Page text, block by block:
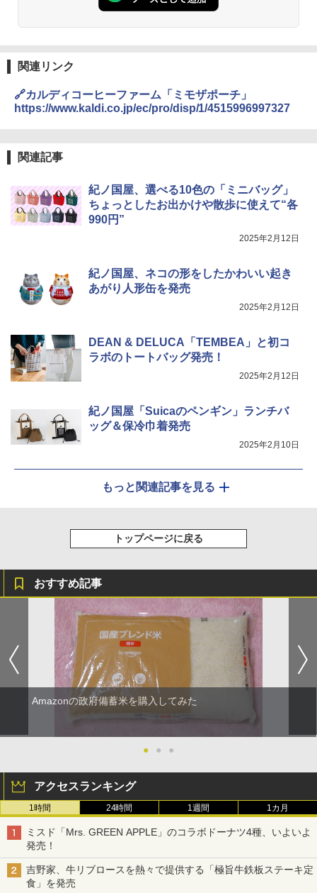
関連リンク
🔗カルディコーヒーファーム「ミモザポーチ」
https://www.kaldi.co.jp/ec/pro/disp/1/4515996997327
関連記事
紀ノ国屋、選べる10色の「ミニバッグ」
ちょっとしたお出かけや散歩に使えて“各
990円”
2025年2月12日
紀ノ国屋、ネコの形をしたかわいい起き
あがり人形缶を発売
2025年2月12日
DEAN & DELUCA「TEMBEA」と初コ
ラボのトートバッグ発売！
2025年2月12日
紀ノ国屋「Suicaのペンギン」ランチバ
ッグ＆保冷巾着発売
2025年2月10日
もっと関連記事を見る
トップページに戻る
おすすめ記事
Amazonの政府備蓄米を購入してみた
● ● ●
アクセスランキング
1時間 24時間 1週間 1カ月
ミスド「Mrs. GREEN APPLE」のコラボドーナツ4種、いよいよ
発売！
吉野家、牛リブロースを熱々で提供する「極旨牛鉄板ステーキ定
食」を発売